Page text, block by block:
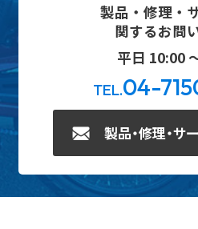
製品・修理・
関するお問
平日 10:00
TEL.04-
製品・修理・サ